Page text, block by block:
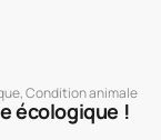
,Condition animale
écologique !